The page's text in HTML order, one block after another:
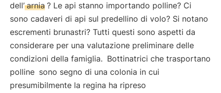
dell’ arnia ? Le api stanno importando polline? Ci
sono cadaveri di api sul predellino di volo? Si notano
escrementi brunastri? Tutti questi sono aspetti da
considerare per una valutazione preliminare delle
condizioni della famiglia. Bottinatrici che trasportano
polline sono segno di una colonia in cui
presumibilmente la regina ha ripreso